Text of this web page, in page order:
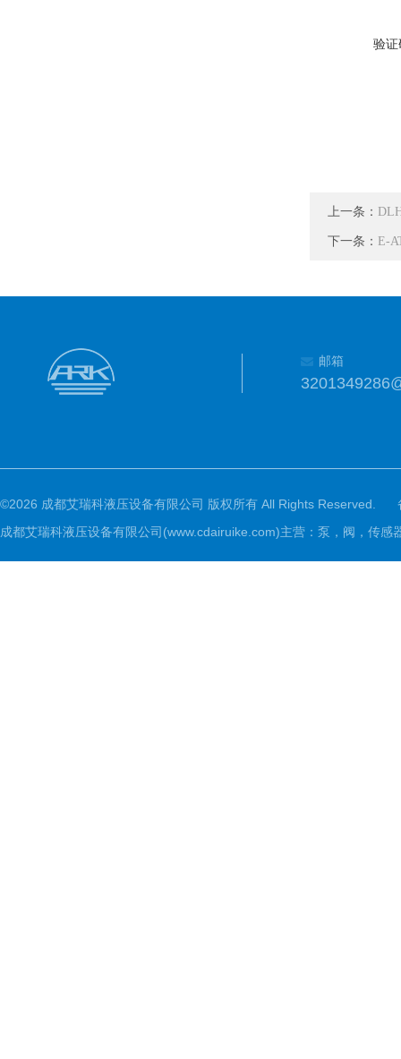
验
上一条：
下一条： E-
邮箱
©2026 成都艾瑞科液压设备有限公司 版权所有 All Rights Reserved.
成都艾瑞科液压设备有限公司(www.cdairuike.com)主营：泵，阀，传